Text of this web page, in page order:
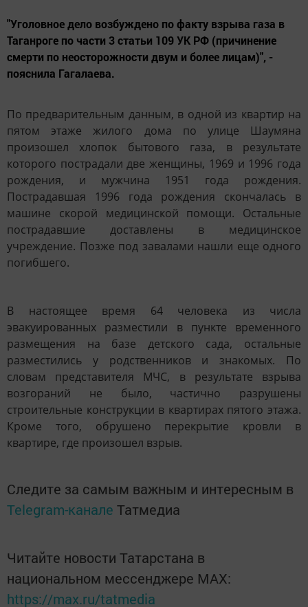
"Уголовное дело возбуждено по факту взрыва газа в
Таганроге по части 3 статьи 109 УК РФ (причинение
смерти по неосторожности двум и более лицам)", -
пояснила Гагалаева.
По предварительным данным, в одной из квартир на
пятом этаже жилого дома по улице Шаумяна
произошел хлопок бытового газа, в результате
которого пострадали две женщины, 1969 и 1996 года
рождения, и мужчина 1951 года рождения.
Пострадавшая 1996 года рождения скончалась в
машине скорой медицинской помощи. Остальные
пострадавшие доставлены в медицинское
учреждение. Позже под завалами нашли еще одного
погибшего.
В настоящее время 64 человека из числа
эвакуированных разместили в пункте временного
размещения на базе детского сада, остальные
разместились у родственников и знакомых. По
словам представителя МЧС, в результате взрыва
возгораний не было, частично разрушены
строительные конструкции в квартирах пятого этажа.
Кроме того, обрушено перекрытие кровли в
квартире, где произошел взрыв.
Следите за самым важным и интересным в
Telegram-канале Татмедиа
Читайте новости Татарстана в
национальном мессенджере MАХ:
https://max.ru/tatmedia